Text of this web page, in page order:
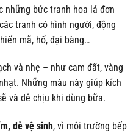
những bức tranh hoa lá đơn
tranh có hình người, động
mã, hổ, đại bàng…
và nhẹ – như cam đất, vàng
Những màu này giúp kích
và dễ chịu khi dùng bữa.
dễ vệ sinh, vì môi trường bếp